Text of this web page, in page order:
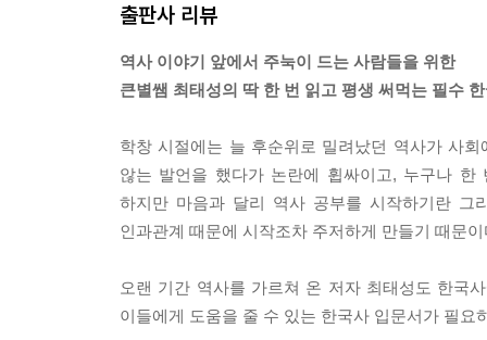
2차 세계대전: 전체주의의 폭주가 부른 또 한 번의
2부 동양사
6장 서아시아사
고대 문명과 제국의 성립: 최초의 문명이 꽃핀 땅
이슬람 세계의 형성: 이슬람교에 기반한 왕조 국가
오스만 제국: 전근대 서아시아에 등장한 강력한 대
7장 인도사
출판사 리뷰
역사 이야기 앞에서 주눅이 드는 사람들을 위한
큰별쌤 최태성의 딱 한 번 읽고 평생 써먹는 필수
학창 시절에는 늘 후순위로 밀려났던 역사가 사
않는 발언을 했다가 논란에 휩싸이고, 누구나
하지만 마음과 달리 역사 공부를 시작하기란
인과관계 때문에 시작조차 주저하게 만들기 때문이
오랜 기간 역사를 가르쳐 온 저자 최태성도 한국
이들에게 도움을 줄 수 있는 한국사 입문서가 필